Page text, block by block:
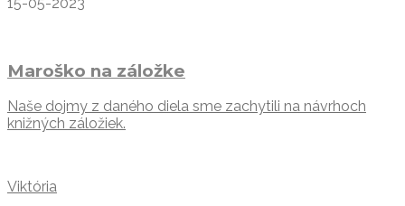
Maroško na záložke
Naše dojmy z daného diela sme zachytili na návrhoch
knižných záložiek.
Viktória